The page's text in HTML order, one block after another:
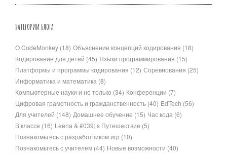
КАТЕГОРИИ БЛОГА
О CodeMonkey (18) Объяснение концепций кодирования (18)
Кодирование для детей (45) Языки программирования (15)
Платформы и программы кодирования (12) Соревнования (25)
Информатика и математика (8)
Компьютерные науки и не только (34) Конференции (7)
Цифровая грамотность и гражданственность (40) EdTech (56)
Для учителей (148) Домашнее обучение (15) Час кода (6)
В классе (16) Leena & #039; s Путешествие (5)
Познакомьтесь с разработчиком игр (10)
Познакомьтесь с учителем (44) Новые возможности (40)